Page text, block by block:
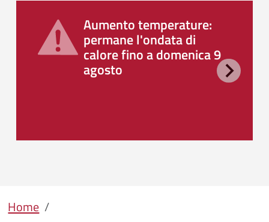
Aumento temperature:
permane l'ondata di
calore fino a domenica 9
agosto
Briciole di pane
Home